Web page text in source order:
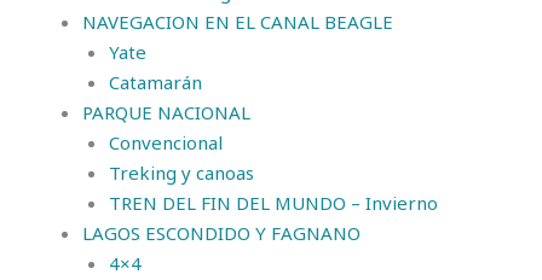
NAVEGACION EN EL CANAL BEAGLE
Yate
Catamarán
PARQUE NACIONAL
Convencional
Treking y canoas
TREN DEL FIN DEL MUNDO – Invierno
LAGOS ESCONDIDO Y FAGNANO
4×4